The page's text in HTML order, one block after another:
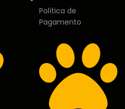
Política de
Pagamento